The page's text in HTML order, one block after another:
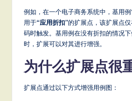
例如，在一个电子商务系统中，基用例
用于“应用折扣”的扩展点，该扩展点
码时触发。基用例在没有折扣的情况
时，扩展可以对其进行增强。
为什么扩展点很
扩展点通过以下方式增强用例图：